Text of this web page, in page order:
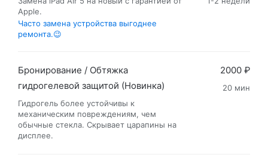
Apple.
Часто замена устройства выгоднее
ремонта.😉
Бронирование / Обтяжка
гидрогелевой защитой (Новинка)
Гидрогель более устойчивы к
механическим повреждениям, чем
обычные стекла. Cкрывает царапины на
дисплее.
2000 ₽
20 мин